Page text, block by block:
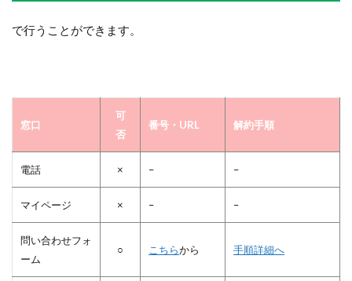
で行うことができます。
窓口
可
否
番号・URL 解約手順
電話 × – –
マイページ × – –
問い合わせフォ
ーム
○ こちらから 手順詳細へ